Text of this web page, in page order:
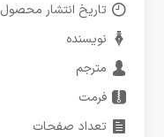
تاریخ انتشار محصول
نویسنده
مترجم
فرمت
تعداد صفحات